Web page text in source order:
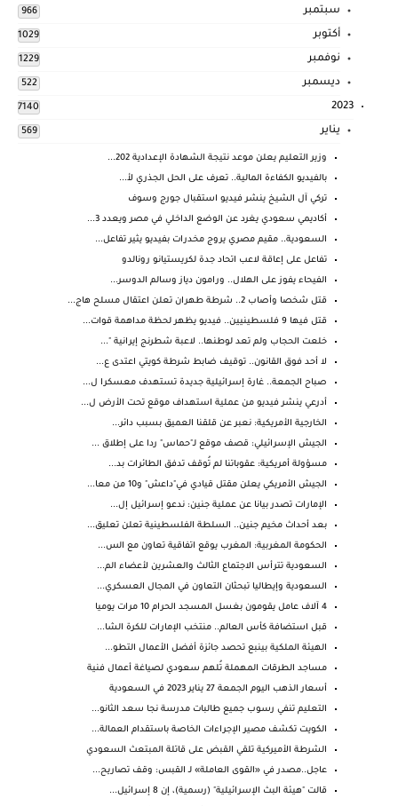
سبتمبر 966
أكتوبر 1029
نوفمبر 1229
ديسمبر 522
2023
7140
يناير 569
وزير التعليم يعلن موعد نتيجة الشهادة الإعدادية 202...
بالفيديو الكفاءة المالية.. تعرف على الحل الجذري لأ...
تركي آل الشيخ ينشر فيديو استقبال جورج وسوف
أكاديمي سعودي يغرد عن الوضع الداخلي في مصر ويعدد 3...
السعودية.. مقيم مصري يروج مخدرات بفيديو يثير تفاعل...
تفاعل على إعاقة لاعب اتحاد جدة لكريستيانو رونالدو
الفيحاء يفوز على الهلال.. ورامون دياز وسالم الدوسر...
قتل شخصا وأصاب 2.. شرطة طهران تعلن اعتقال مسلح هاج...
قتل فيها 9 فلسطينيين.. فيديو يظهر لحظة مداهمة قوات...
خلعت الحجاب ولم تعد لوطنها.. لاعبة شطرنج إيرانية "...
لا أحد فوق القانون.. توقيف ضابط شرطة كويتي اعتدى ع...
صباح الجمعة.. غارة إسرائيلية جديدة تستهدف معسكرا ل...
أدرعي ينشر فيديو من عملية استهداف موقع تحت الأرض ل...
الخارجية الأمريكية: نعبر عن قلقنا العميق بسبب دائر...
الجيش الإسرائيلي: قصف موقع لـ"حماس" ردا على إطلاق ...
مسؤولة أمريكية: عقوباتنا لم تُوقف تدفق الطائرات بد...
الجيش الأمريكي يعلن مقتل قيادي في"داعش" و10 من معا...
الإمارات تصدر بيانا عن عملية جنين: ندعو إسرائيل إل...
بعد أحداث مخيم جنين.. السلطة الفلسطينية تعلن تعليق...
الحكومة المغربية: المغرب يوقع اتفاقية تعاون مع الس...
السعودية تترأس الاجتماع الثالث والعشرين لأعضاء الم...
السعودية وإيطاليا تبحثان التعاون في المجال العسكري...
4 آلاف عامل يقومون بغسل المسجد الحرام 10 مرات يوميا
قبل استضافة كأس العالم.. منتخب الإمارات للكرة الشا...
الهيئة الملكية بينبع تحصد جائزة أفضل الأعمال التطو...
‏مساجد الطرقات المهملة تُلهم سعودي لصياغة أعمال فنية
أسعار الذهب اليوم الجمعة 27 يناير 2023 في السعودية
التعليم تنفي رسوب جميع طالبات مدرسة نجا سعد الثانو...
الكويت تكشف مصير الإجراءات الخاصة باستقدام العمالة...
الشرطة الأميركية تلقي القبض على قاتلة المبتعث السعودي
عاجل..مصدر في «القوى العاملة» لـ القبس: وقف تصاريح...
قالت "هيئة البث الإسرائيلية" (رسمية)، إن 8 إسرائيل...